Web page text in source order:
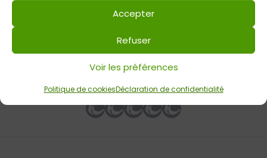
Accepter
Refuser
Voir les préférences
Politique de cookiesDéclaration de confidentialité
Ecomusée du Pays d’Auray – St-Dégan
Votre avis sur